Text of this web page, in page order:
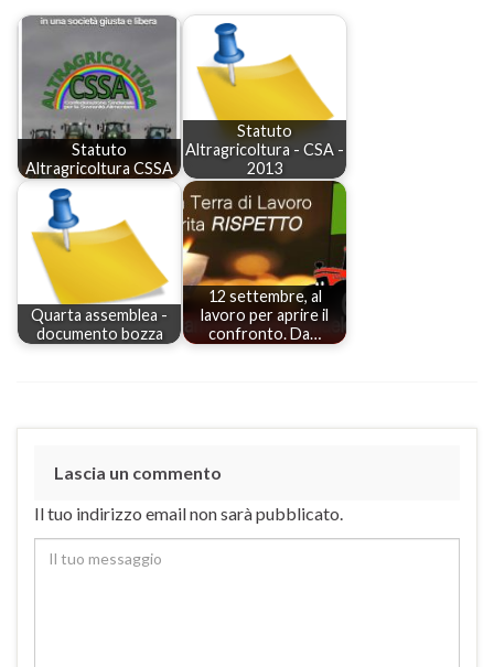
Statuto
Altragricoltura CSSA
Statuto
Altragricoltura - CSA -
2013
Quarta assemblea -
documento bozza
12 settembre, al
lavoro per aprire il
confronto. Da…
Lascia un commento
Il tuo indirizzo email non sarà pubblicato.